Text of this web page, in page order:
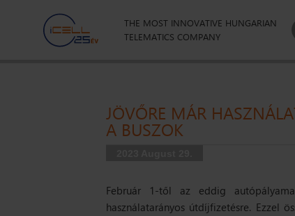
THE MOST INNOVATIVE HUNGARIAN
TELEMATICS COMPANY
JÖVŐRE MÁR
A BUSZOK
Február 1-től az eddig
használatarányos útdíjfizetésre. Ezzel